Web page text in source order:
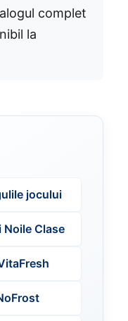
complet
la
jocului
Noile Clase